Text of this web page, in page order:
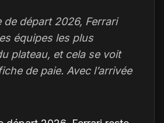
de départ 2026, Ferrari
équipes les plus
plateau, et cela se voit
de paie. Avec l’arrivée